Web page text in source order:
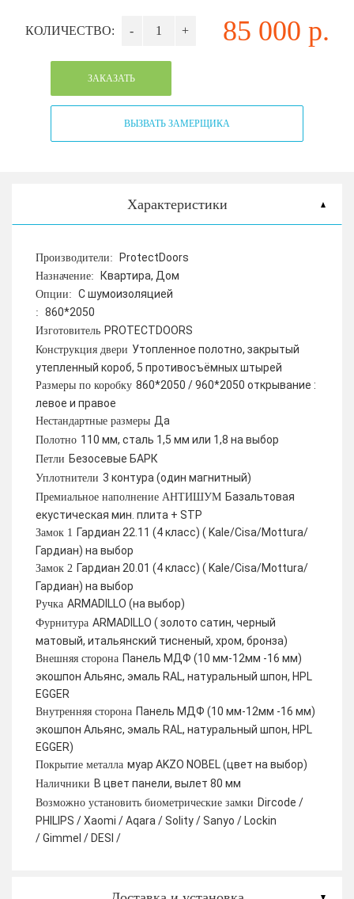
КОЛИЧЕСТВО: - + 85 000 р.
ЗАКАЗАТЬ
ВЫЗВАТЬ ЗАМЕРЩИКА
Характеристики
Производители: ProtectDoors
Назначение: Квартира, Дом
Опции: С шумоизоляцией
: 860*2050
Изготовитель PROTECTDOORS
Конструкция двери Утопленное полотно, закрытый
утепленный короб, 5 противосъёмных штырей
Размеры по коробку 860*2050 / 960*2050 открывание :
левое и правое
Нестандартные размеры Да
Полотно 110 мм, сталь 1,5 мм или 1,8 на выбор
Петли Безосевые БАРК
Уплотнители 3 контура (один магнитный)
Премиальное наполнение АНТИШУМ Базальтовая
екустическая мин. плита + STP
Замок 1 Гардиан 22.11 (4 класс) ( Kale/Cisa/Mottura/
Гардиан) на выбор
Замок 2 Гардиан 20.01 (4 класс) ( Kale/Cisa/Mottura/
Гардиан) на выбор
Ручка ARMADILLO (на выбор)
Фурнитура ARMADILLO ( золото сатин, черный
матовый, итальянский тисненый, хром, бронза)
Внешняя сторона Панель МДФ (10 мм-12мм -16 мм)
экошпон Альянс, эмаль RAL, натуральный шпон, HPL
EGGER
Внутренняя сторона Панель МДФ (10 мм-12мм -16 мм)
экошпон Альянс, эмаль RAL, натуральный шпон, HPL
EGGER)
Покрытие металла муар AKZO NOBEL (цвет на выбор)
Наличники В цвет панели, вылет 80 мм
Возможно установить биометрические замки Dircode /
PHILIPS / Xaomi / Aqara / Solity / Sanyo / Lockin
/ Gimmel / DESI /